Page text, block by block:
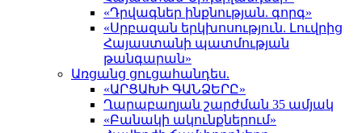
«Դրվագներ ինքնության. գորգ»
«Սրբազան երկխոսություն. Լուվրից
Հայաստանի պատմության
թանգարան»
Առցանց ցուցահանդես.
«ԱՐՑԱԽԻ ԳԱՆՁԵՐԸ»
Ղարաբաղյան շարժման 35 ամյակ
«Բանակի ակունքներում»